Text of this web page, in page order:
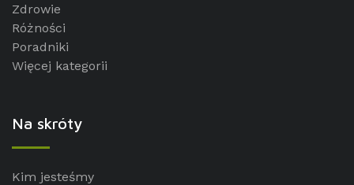
Zdrowie
Różności
Poradniki
Więcej kategorii
Na skróty
Kim jesteśmy